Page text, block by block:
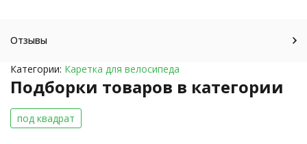
Отзывы
Категории: Каретка для велосипеда
Подборки товаров в категории
под квадрат